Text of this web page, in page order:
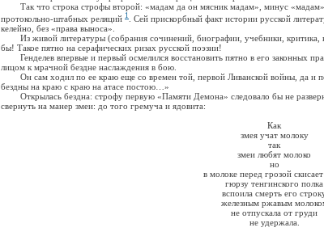
Так что строка строфы второй: «мадам да он мясник мадам», минус
протокольно-штабных реляций 1
. Сей прискорбный факт истории русской
келейно, без «права выноса».
Из живой литературы (собрания сочинений, биографии, учебники, критика,
бы! Такое пятно на серафических ризах русской поэзии!
Генделев впервые и первый осмелился восстановить пятно в его законных
лицом к мрачной бездне наслаждения в бою.
Он сам ходил по ее краю еще со времен той, первой Ливанской войны, да и
бездны на краю с краю на атасе постою…»
Открылась бездна: строфу первую «Памяти Демона» следовало бы не
свернуть на манер змеи: до того гремуча и ядовита:
Как
змея учат молоку
так
змеи любят молоко
но
в молоке перед грозой скисает
гюрзу тенгинского полка
вспоила смерть его
железным ржавым
не отпускала от груди
не удержала.